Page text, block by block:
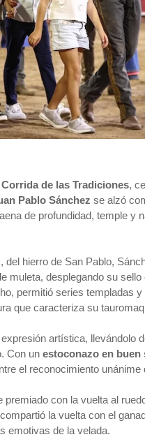
Corrida de las Tradiciones,
Pablo Sánchez se alzó
de profundidad, temple y
del hierro de San Pablo,
muleta, desplegando su
permitió series templadas
que caracteriza su
artística, llevándolo
Con un estoconazo en buen
el reconocimiento unánime
premiado con la vuelta al
la vuelta con el
emotivas de la velada.